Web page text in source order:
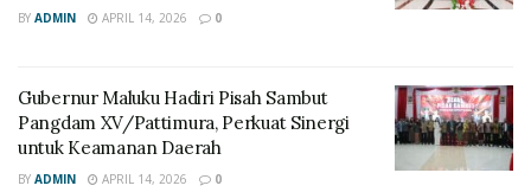
BY ADMIN APRIL 14, 2026 0
Gubernur Maluku Hadiri Pisah Sambut
Pangdam XV/Pattimura, Perkuat Sinergi
untuk Keamanan Daerah
BY ADMIN APRIL 14, 2026 0